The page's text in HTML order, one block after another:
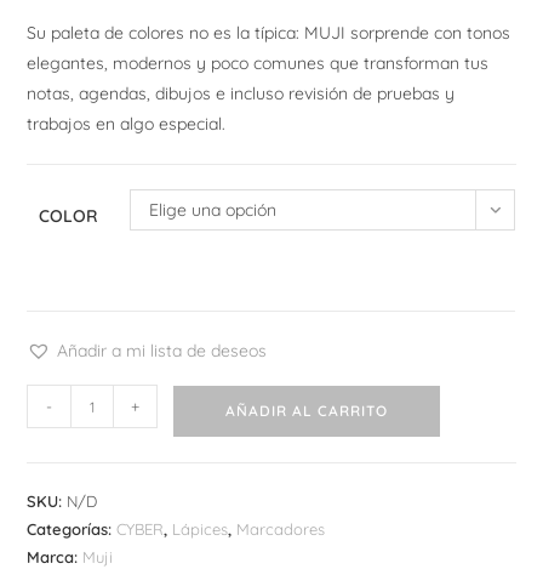
Su paleta de colores no es la típica: MUJI sorprende con tonos
elegantes, modernos y poco comunes que transforman tus
notas, agendas, dibujos e incluso revisión de pruebas y
trabajos en algo especial.
COLOR Elige una opción
Añadir a mi lista de deseos
Compact
cantidad
- + AÑADIR AL CARRITO
SKU: N/D
Categorías:CYBER, Lápices, Marcadores
Marca: Muji